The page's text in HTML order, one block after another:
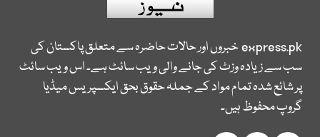
express.pkخبروں اور حالات حاضرہ سے متعلق پاکستان کی
سب سے زیادہ وزٹ کی جانے والی ویب سائٹ ہے۔ اس ویب سائٹ
پر شائع شدہ تمام مواد کے جملہ حقوق بحق ایکسپریس میڈیا
گروپ محفوظ ہیں۔